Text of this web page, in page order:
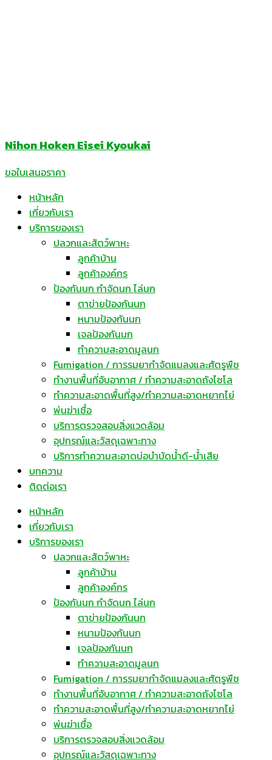
Nihon Hoken Eisei Kyoukai
ขอใบเสนอราคา
หน้าหลัก
เกี่ยวกับเรา
บริการของเรา
ปลวกและสัตว์พาหะ
ลูกค้าบ้าน
ลูกค้าองค์กร
ป้องกันนก กำจัดนก ไล่นก
ตาข่ายป้องกันนก
หนามป้องกันนก
เจลป้องกันนก
ทำความสะอาดมูลนก
Fumigation / การรมยากำจัดแมลงและศัตรูพืช
ทำงานพื้นที่อับอากาศ / ทำความสะอาดถังไซโล
ทำความสะอาดพื้นที่สูง/ทำความสะอาดหยากไย่
พ่นฆ่าเชื้อ
บริการตรวจสอบสิ่งแวดล้อม
อุปกรณ์และวัสดุเฉพาะทาง
บริการทำความสะอาดบ่อบำบัดน้ำดี-น้ำเสีย
บทความ
ติดต่อเรา
หน้าหลัก
เกี่ยวกับเรา
บริการของเรา
ปลวกและสัตว์พาหะ
ลูกค้าบ้าน
ลูกค้าองค์กร
ป้องกันนก กำจัดนก ไล่นก
ตาข่ายป้องกันนก
หนามป้องกันนก
เจลป้องกันนก
ทำความสะอาดมูลนก
Fumigation / การรมยากำจัดแมลงและศัตรูพืช
ทำงานพื้นที่อับอากาศ / ทำความสะอาดถังไซโล
ทำความสะอาดพื้นที่สูง/ทำความสะอาดหยากไย่
พ่นฆ่าเชื้อ
บริการตรวจสอบสิ่งแวดล้อม
อุปกรณ์และวัสดุเฉพาะทาง